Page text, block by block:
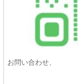
お問い合わせ、